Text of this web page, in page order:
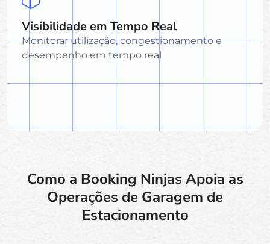
Visibilidade em Tempo Real
Monitorar utilização, congestionamento e
desempenho em tempo real
Como a Booking Ninjas Apoia as
Operações de Garagem de
Estacionamento